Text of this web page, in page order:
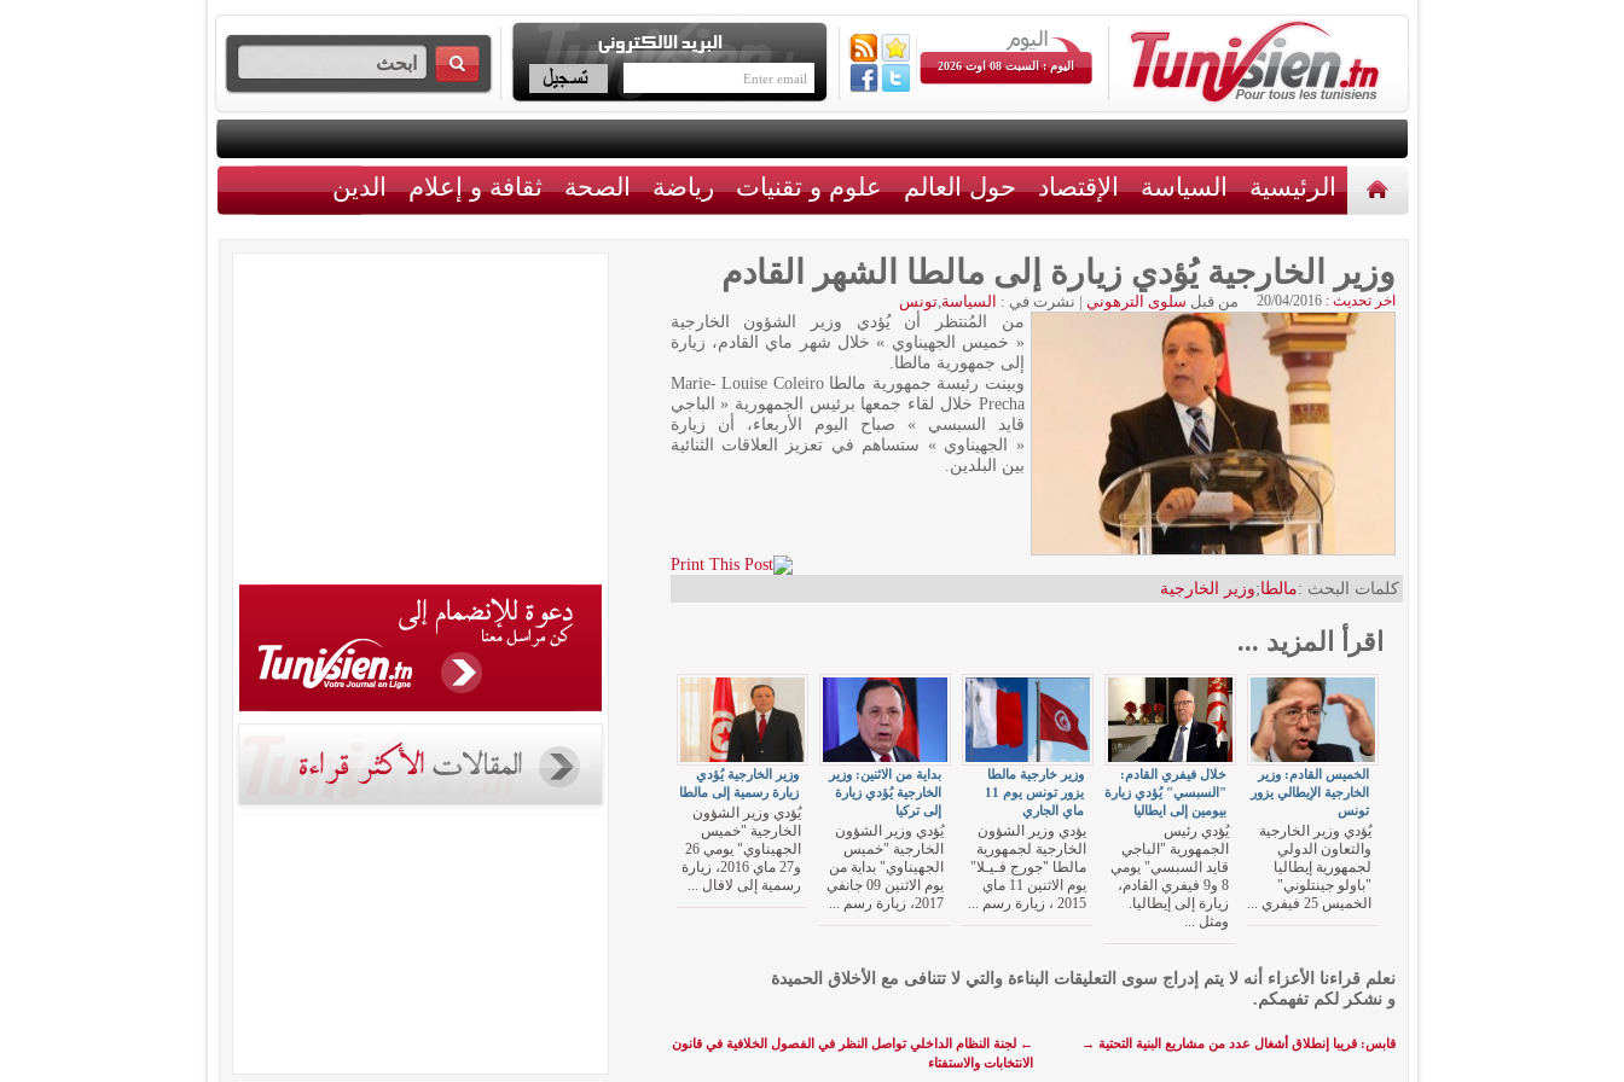
اليوم : السبت 08 اوت 2026
الرئيسية السياسة الإقتصاد حول العالم علوم و تقنيات رياضة الصحة ثقافة و إعلام الدين
وزير الخارجية يُؤدي زيارة إلى مالطا الشهر القادم
اخر تحديث : 20/04/2016 من قبل سلوى الترهوني | نشرت في : السياسة,تونس
من المُنتظر أن يُؤدي وزير الشؤون الخارجية
« خميس الجهيناوي » خلال شهر ماي القادم، زيارة
إلى جمهورية مالطا.
وبينت رئيسة جمهورية مالطا Marie- Louise Coleiro
Precha خلال لقاء جمعها برئيس الجمهورية « الباجي
قايد السبسي » صباح اليوم الأربعاء، أن زيارة
« الجهيناوي » ستساهم في تعزيز العلاقات الثنائية
بين البلدين.
كلمات البحث :مالطا;وزير الخارجية
اقرأ المزيد ...
وزير الخارجية يُؤدي
زيارة رسمية إلى مالطا
يُؤدي وزير الشؤون
الخارجية "خميس
الجهيناوي" يومي 26
و27 ماي 2016، زيارة
رسمية إلى لافال ...
بداية من الاثنين: وزير
الخارجية يُؤدي زيارة
إلى تركيا
يُؤدي وزير الشؤون
الخارجية "خميس
الجهيناوي" بداية من
يوم الاثنين 09 جانفي
2017، زيارة رسم ...
وزير خارجية مالطا
يزور تونس يوم 11
ماي الجاري
يؤدي وزير الشؤون
الخارجية لجمهورية
مالطا "جورج فـيـلا"
يوم الاثنين 11 ماي
2015 ، زيارة رسم ...
خلال فيفري القادم:
"السبسي" يُؤدي زيارة
بيومين إلى ايطاليا
يُؤدي رئيس
الجمهورية "الباجي
قايد السبسي" يومي
8 و9 فيفري القادم،
زيارة إلى إيطاليا.
ومثل ...
الخميس القادم: وزير
الخارجية الإيطالي يزور
تونس
يُؤدي وزير الخارجية
والتعاون الدولي
لجمهورية إيطاليا
"باولو جينتلوني"
الخميس 25 فيفري ...
نعلم قراءنا الأعزاء أنه لا يتم إدراج سوى التعليقات البناءة والتي لا تتنافى مع الأخلاق الحميدة
و نشكر لكم تفهمكم.
← لجنة النظام الداخلي تواصل النظر في الفصول الخلافية في قانون
الانتخابات والاستفتاء
قابس: قريبا إنطلاق أشغال عدد من مشاريع البنية التحتية →